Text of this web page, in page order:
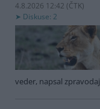
4.8.2026 12:42 (ČTK)
Diskuse: 2
veder, napsal